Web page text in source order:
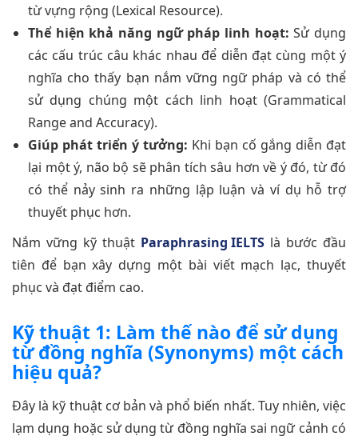
từ vựng rộng (Lexical Resource).
Thể hiện khả năng ngữ pháp linh hoạt: Sử dụng
các cấu trúc câu khác nhau để diễn đạt cùng một ý
nghĩa cho thấy bạn nắm vững ngữ pháp và có thể
sử dụng chúng một cách linh hoạt (Grammatical
Range and Accuracy).
Giúp phát triển ý tưởng: Khi bạn cố gắng diễn đạt
lại một ý, não bộ sẽ phân tích sâu hơn về ý đó, từ đó
có thể nảy sinh ra những lập luận và ví dụ hỗ trợ
thuyết phục hơn.
Nắm vững kỹ thuật Paraphrasing IELTS là bước đầu
tiên để bạn xây dựng một bài viết mạch lạc, thuyết
phục và đạt điểm cao.
Kỹ thuật 1: Làm thế nào để sử dụng
từ đồng nghĩa (Synonyms) một cách
hiệu quả?
Đây là kỹ thuật cơ bản và phổ biến nhất. Tuy nhiên, việc
lạm dụng hoặc sử dụng từ đồng nghĩa sai ngữ cảnh có